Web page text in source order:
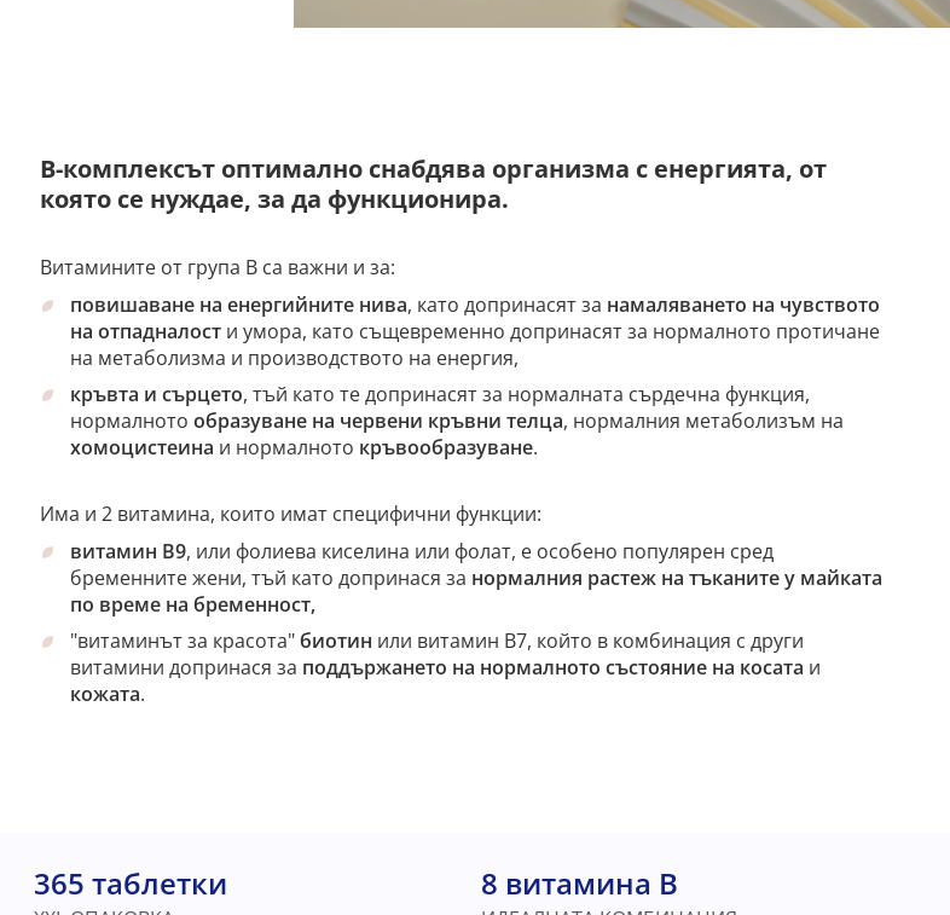
В-комплексът оптимално снабдява организма с енергията, от
която се нуждае, за да функционира.
Витамините от група В са важни и за:
повишаване на енергийните нива, като допринасят за намаляването на чувството
на отпадналост и умора, като същевременно допринасят за нормалното протичане
на метаболизма и производството на енергия,
кръвта и сърцето, тъй като те допринасят за нормалната сърдечна функция,
нормалнотообразуване на червени кръвни телца, нормалния метаболизъм на
хомоцистеина и нормалното кръвообразуване.
Има и 2 витамина, които имат специфични функции:
витамин В9, или фолиева киселина или фолат, е особено популярен сред
бременните жени, тъй като допринася за нормалния растеж на тъканите у майката
по време на бременност,
"витаминът за красота"биотин или витамин В7, който в комбинация с други
витамини допринася за поддържането на нормалното състояние на косата и
кожата.
365 таблетки 8 витамина B